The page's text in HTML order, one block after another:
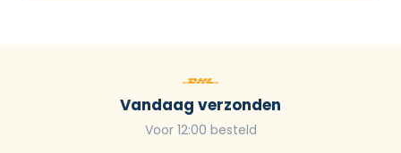
Vandaag verzonden
Voor 12:00 besteld